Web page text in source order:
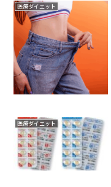
医療ダイエット
医療ダイエット